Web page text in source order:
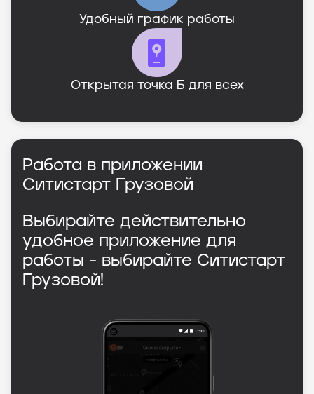
Удобный график работы
Открытая точка Б для всех
Работа в приложении
Ситистарт Грузовой
Выбирайте действительно
удобное приложение для
работы - выбирайте Ситистарт
Грузовой!